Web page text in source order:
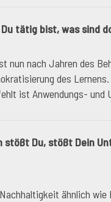
tätig bist, was sind
nun nach Jahren des
des
ist Anwendungs-
stößt Du, stößt Dein
ähnlich